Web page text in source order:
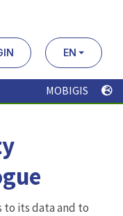
EN
MOBIGIS
to its data and to